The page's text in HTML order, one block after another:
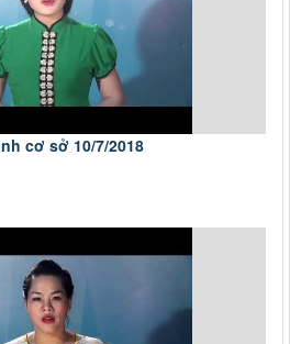
cơ sở 10/7/2018